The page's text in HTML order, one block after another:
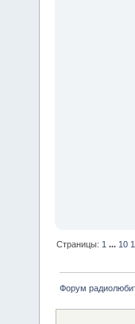
Страницы: 1 ... 10
Форум